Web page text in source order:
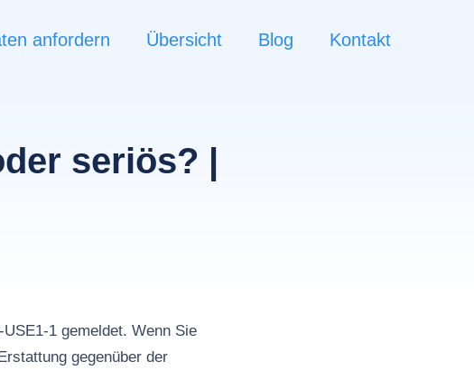
anfordern Übersicht Blog Kontakt
seriös? |
1 gemeldet. Wenn Sie
gegenüber der